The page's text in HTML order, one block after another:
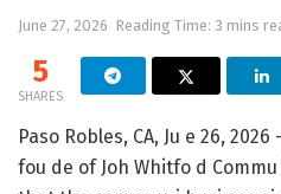
June 27, 2026 Reading Time: 3 mins
5
SHARES
Paso Robles, CA, Ju e 26, 2026
fou de of Joh Whitfo d